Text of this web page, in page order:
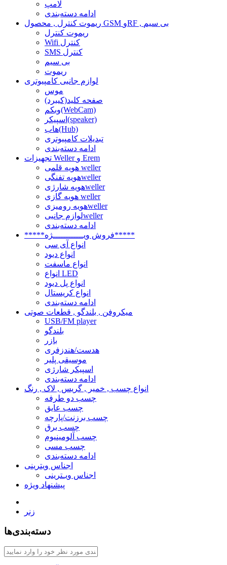
لامپ
ادامه دسته‌بندی
ریموت کنترل , محصول GSM وRF , بی سیم
ریموت کنترل
Wifi کنترل
SMS کنترل
بی سیم
ریموت
لوازم جانبی کامپیوتری
موس
صفحه کلید(کیبرد)
وبکم(WebCam)
اسپیکر(speaker)
هاب(Hub)
تبدیلات کامپیوتری
ادامه دسته‌بندی
تجهیزات Weller و Erem
هویه قلمی weller
هویه تفنگیweller
هویه شارژیweller
هویه گازی weller
هویه رومیزیweller
لوازم جانبیweller
ادامه دسته‌بندی
*****فروش ویــــــــــــژه*****
انواع آی سی
انواع دیود
انواع ماسفت
انواع LED
انواع پل دیود
انواع کریستال
ادامه دسته‌بندی
میکروفن , بلندگو , قطعات صوتی
USB/FM player
بلندگو
بازر
هدست/هندزفری
موسیقی پلیر
اسپیکر شارژی
ادامه دسته‌بندی
انواع چسب , خمیر , گریس , لاک , رنگ
چسب دو طرفه
چسب عایق
چسب برزنت/پارچه
چسب برق
چسب آلومینیوم
چسب مسی
ادامه دسته‌بندی
اجناس ویترینی
اجناس ویـترینی
پیشنهاد ویژه
زنر
دسته‌بندی‌ها